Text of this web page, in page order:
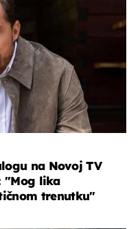
na Novoj TV
''Mog lika
trenutku''